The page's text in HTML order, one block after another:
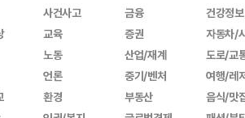
사건사고
교육
노동
언론
환경
금융
증권
산업/재계
중기/벤처
부동산
건강정보
자동차/
도로/교
여행/레
음식/맛